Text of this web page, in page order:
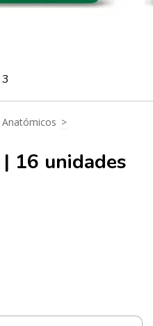
3
Anatómicos >
16 unidades